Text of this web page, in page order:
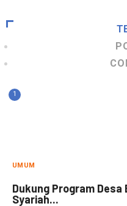
1
UMUM
Dukung Program Desa
Syariah...